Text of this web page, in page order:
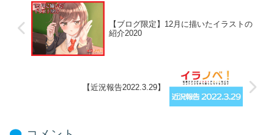
【ブログ限定】12月に描いたイラストの
紹介2020
【近況報告2022.3.29】